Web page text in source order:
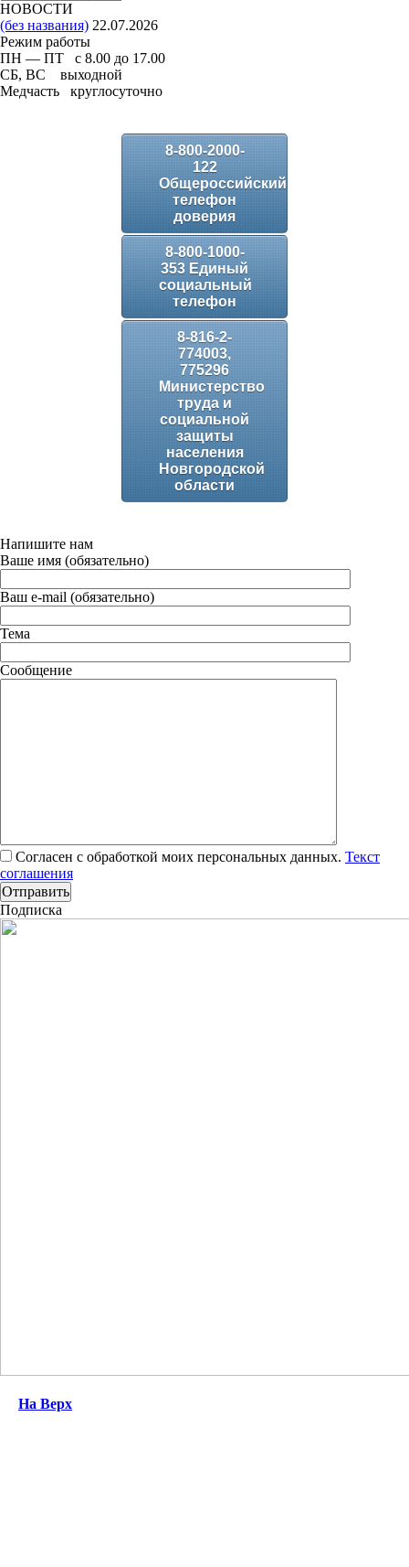
НОВОСТИ
(без названия) 22.07.2026
Режим работы
ПН — ПТ с 8.00 до 17.00
СБ, ВС выходной
Медчасть круглосуточно
8-800-2000-
122
Общероссийский
телефон
доверия
8-800-1000-
353 Единый
социальный
телефон
8-816-2-
774003,
775296
Министерство
труда и
социальной
защиты
населения
Новгородской
области
Напишите нам
Ваше имя (обязательно)
Ваш e-mail (обязательно)
Тема
Сообщение
Согласен с обработкой моих персональных данных. Текст
соглашения
Подписка
На Верх